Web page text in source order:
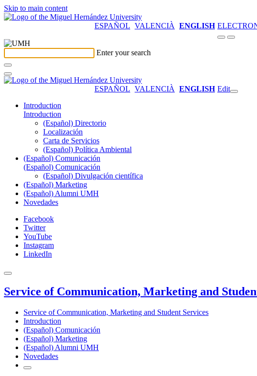
Skip to main content
ESPAÑOL VALENCIÀ ENGLISH
Enter your search
ESPAÑOL VALENCIÀ ENGLISH Edit
Introduction
Introduction
(Español) Directorio
Localización
Carta de Servicios
(Español) Política Ambiental
(Español) Comunicación
(Español) Comunicación
(Español) Divulgación científica
(Español) Marketing
(Español) Alumni UMH
Novedades
Facebook
Twitter
YouTube
Instagram
LinkedIn
Service of Communication, Marketing and
Service of Communication, Marketing and Student Services
Introduction
(Español) Comunicación
(Español) Marketing
(Español) Alumni UMH
Novedades